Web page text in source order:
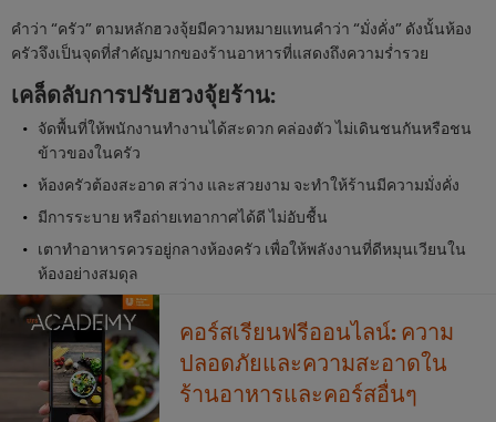
คำว่า “ครัว” ตามหลักฮวงจุ้ยมีความหมายแทนคำว่า “มั่งคั่ง” ดังนั้นห้อง
ครัวจึงเป็นจุดที่สำคัญมากของร้านอาหารที่แสดงถึงความร่ำรวย
เคล็ดลับการปรับฮวงจุ้ยร้าน:
จัดพื้นที่ให้พนักงานทำงานได้สะดวก คล่องตัว ไม่เดินชนกันหรือชน
ข้าวของในครัว
ห้องครัวต้องสะอาด สว่าง และสวยงาม จะทำให้ร้านมีความมั่งคั่ง
มีการระบาย หรือถ่ายเทอากาศได้ดี ไม่อับชื้น
เตาทำอาหารควรอยู่กลางห้องครัว เพื่อให้พลังงานที่ดีหมุนเวียนใน
ห้องอย่างสมดุล
คอร์สเรียนฟรีออนไลน์: ความ
ปลอดภัยและความสะอาดใน
ร้านอาหารและคอร์สอื่นๆ